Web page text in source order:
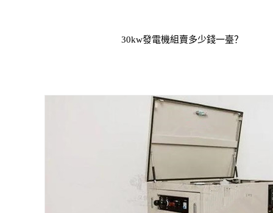
30kw發電機組賣多少錢一臺？